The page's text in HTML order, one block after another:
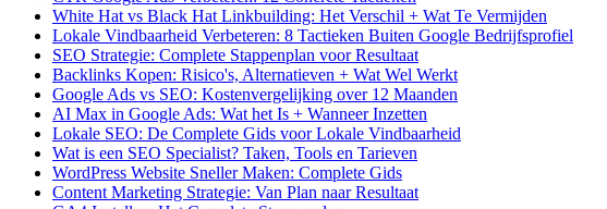
White Hat vs Black Hat Linkbuilding: Het Verschil + Wat Te Vermijden
Lokale Vindbaarheid Verbeteren: 8 Tactieken Buiten Google Bedrijfsprofiel
SEO Strategie: Complete Stappenplan voor Resultaat
Backlinks Kopen: Risico's, Alternatieven + Wat Wel Werkt
Google Ads vs SEO: Kostenvergelijking over 12 Maanden
AI Max in Google Ads: Wat het Is + Wanneer Inzetten
Lokale SEO: De Complete Gids voor Lokale Vindbaarheid
Wat is een SEO Specialist? Taken, Tools en Tarieven
WordPress Website Sneller Maken: Complete Gids
Content Marketing Strategie: Van Plan naar Resultaat